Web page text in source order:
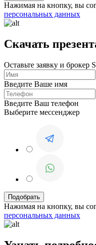
Нажимая на кнопку, вы
персональных данных
Скачать
Оставьте заявку и брокер
Введите Ваше имя
Введите Ваш телефон
Выберите мессенджер
Нажимая на кнопку, вы
персональных данных